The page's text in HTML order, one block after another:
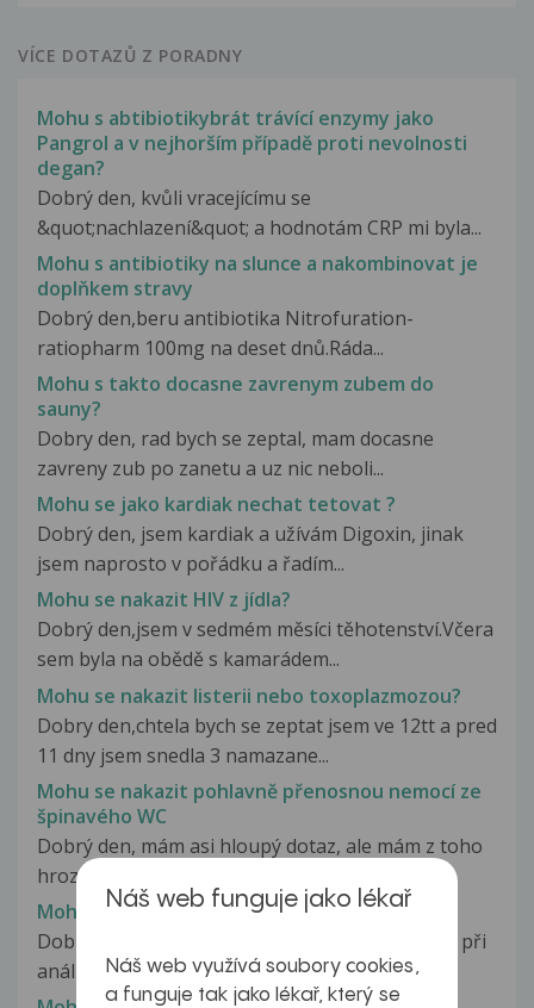
VÍCE DOTAZŮ Z PORADNY
Mohu s abtibiotikybrát trávící enzymy jako
Pangrol a v nejhorším případě proti nevolnosti
degan?
Dobrý den, kvůli vracejícímu se
&quot;nachlazení&quot; a hodnotám CRP mi byla...
Mohu s antibiotiky na slunce a nakombinovat je
doplňkem stravy
Dobrý den,beru antibiotika Nitrofuration-
ratiopharm 100mg na deset dnů.Ráda...
Mohu s takto docasne zavrenym zubem do
sauny?
Dobry den, rad bych se zeptal, mam docasne
zavreny zub po zanetu a uz nic neboli...
Mohu se jako kardiak nechat tetovat ?
Dobrý den, jsem kardiak a užívám Digoxin, jinak
jsem naprosto v pořádku a řadím...
Mohu se nakazit HIV z jídla?
Dobrý den,jsem v sedmém měsíci těhotenství.Včera
sem byla na obědě s kamarádem...
Mohu se nakazit listerii nebo toxoplazmozou?
Dobry den,chtela bych se zeptat jsem ve 12tt a pred
11 dny jsem snedla 3 namazane...
Mohu se nakazit pohlavně přenosnou nemocí ze
špinavého WC
Dobrý den, mám asi hloupý dotaz, ale mám z toho
hrozný výčitky svědomí. Včera...
Mohu se nakazit při analnim styku
Dobry Den Mám prosím dotaz,muže se nakazit při
análním styku bez kondomu v...
Náš web funguje jako lékař
Náš web využívá soubory cookies,
a funguje tak jako lékař, který se